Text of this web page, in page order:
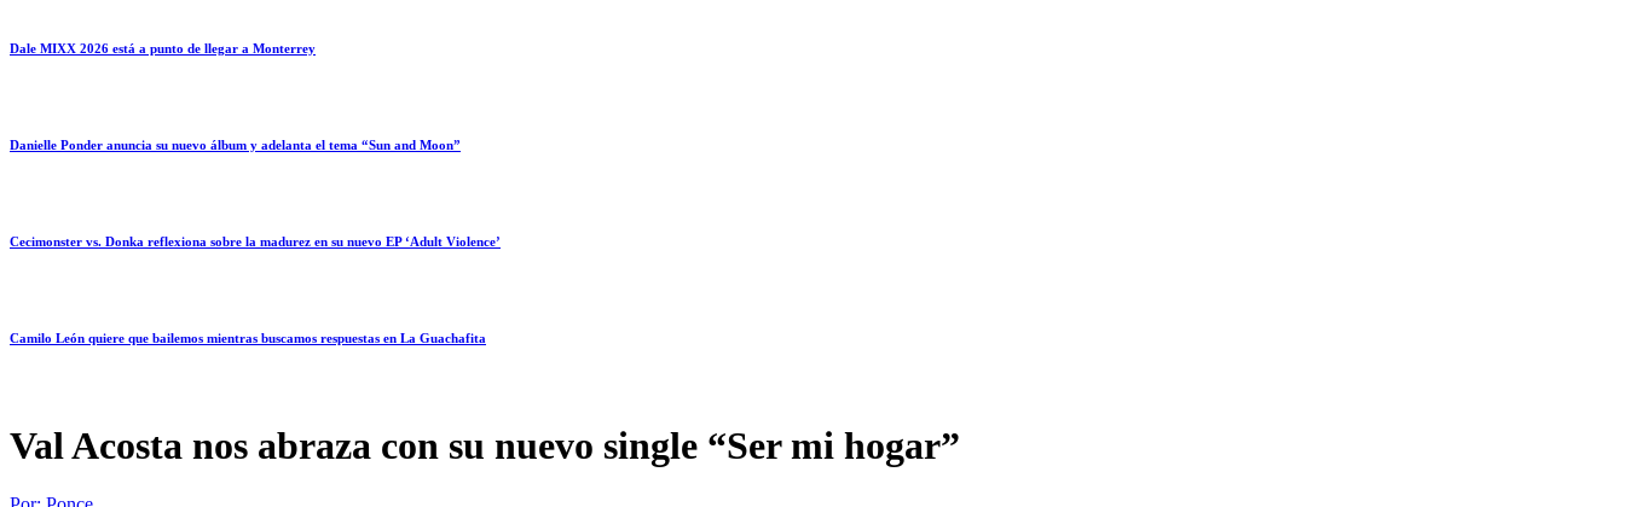
Dale MIXX 2026 está a punto de llegar a Monterrey
Danielle Ponder anuncia su nuevo álbum y adelanta el tema “Sun and Moon”
Cecimonster vs. Donka reflexiona sobre la madurez en su nuevo EP ‘Adult Violence’
Camilo León quiere que bailemos mientras buscamos respuestas en La Guachafita
Val Acosta nos abraza con su nuevo single “Ser mi hogar”